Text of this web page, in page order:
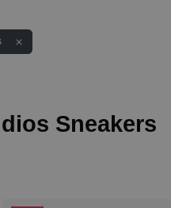
Sneakers